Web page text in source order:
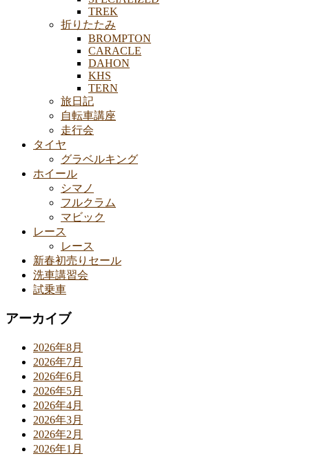
TREK
折りたたみ
BROMPTON
CARACLE
DAHON
KHS
TERN
旅日記
自転車講座
走行会
タイヤ
グラベルキング
ホイール
シマノ
フルクラム
マビック
レース
レース
新春初売りセール
洗車講習会
試乗車
アーカイブ
2026年8月
2026年7月
2026年6月
2026年5月
2026年4月
2026年3月
2026年2月
2026年1月